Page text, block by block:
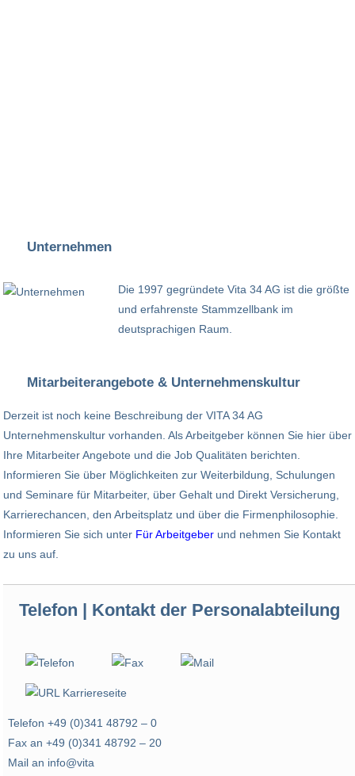
Unternehmen
Die 1997 gegründete Vita 34 AG ist die größte
und erfahrenste Stammzellbank im
deutsprachigen Raum.
Mitarbeiterangebote & Unternehmenskultur
Derzeit ist noch keine Beschreibung der VITA 34 AG
Unternehmenskultur vorhanden. Als Arbeitgeber können Sie hier über
Ihre Mitarbeiter Angebote und die Job Qualitäten berichten.
Informieren Sie über Möglichkeiten zur Weiterbildung, Schulungen
und Seminare für Mitarbeiter, über Gehalt und Direkt Versicherung,
Karrierechancen, den Arbeitsplatz und über die Firmenphilosophie.
Informieren Sie sich unter Für Arbeitgeber und nehmen Sie Kontakt
zu uns auf.
Telefon | Kontakt der Personalabteilung
Telefon +49 (0)341 48792 – 0
Fax an +49 (0)341 48792 – 20
Mail an info@vita